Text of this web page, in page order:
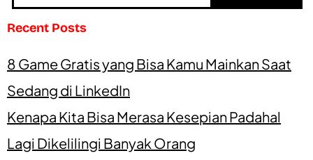
Recent Posts
8 Game Gratis yang Bisa Kamu Mainkan Saat
Sedang di LinkedIn
Kenapa Kita Bisa Merasa Kesepian Padahal
Lagi Dikelilingi Banyak Orang